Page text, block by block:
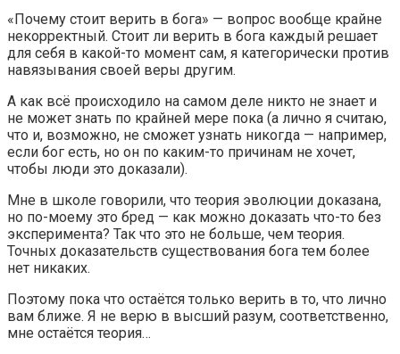
«Почему стоит верить в бога» — вопрос вообще крайне
некорректный. Стоит ли верить в бога каждый решает
для себя в какой-то момент сам, я категорически против
навязывания своей веры другим.
А как всё происходило на самом деле никто не знает и
не может знать по крайней мере пока (а лично я считаю,
что и, возможно, не сможет узнать никогда — например,
если бог есть, но он по каким-то причинам не хочет,
чтобы люди это доказали).
Мне в школе говорили, что теория эволюции доказана,
но по-моему это бред — как можно доказать что-то без
эксперимента? Так что это не больше, чем теория.
Точных доказательств существования бога тем более
нет никаких.
Поэтому пока что остаётся только верить в то, что лично
вам ближе. Я не верю в высший разум, соответственно,
мне остаётся теория…